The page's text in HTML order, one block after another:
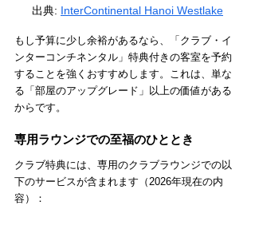
出典: InterContinental Hanoi Westlake
もし予算に少し余裕があるなら、「クラブ・イ
ンターコンチネンタル」特典付きの客室を予約
することを強くおすすめします。これは、単な
る「部屋のアップグレード」以上の価値がある
からです。
専用ラウンジでの至福のひととき
クラブ特典には、専用のクラブラウンジでの以
下のサービスが含まれます（2026年現在の内
容）：